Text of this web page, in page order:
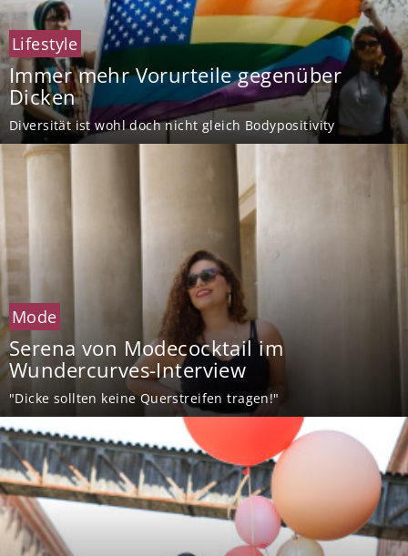
Lifestyle
Immer mehr Vorurteile gegenüber
Dicken
Diversität ist wohl doch nicht gleich Bodypositivity
Mode
Serena von Modecocktail im
Wundercurves-Interview
"Dicke sollten keine Querstreifen tragen!"